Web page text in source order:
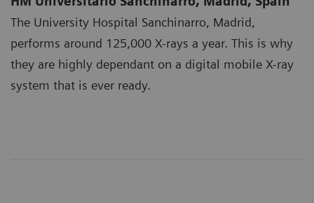
The University Hospital Sanchinarro, Madrid,
performs around 125,000 X-rays a year. This is why
they are highly dependant on a digital mobile X-ray
system that is ever ready.